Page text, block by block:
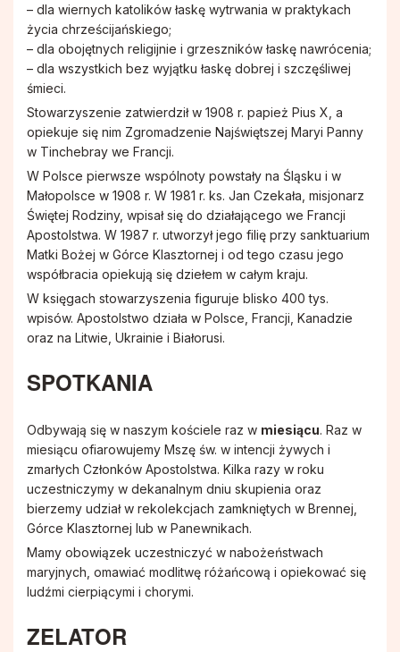
Róże Różańcowe
Rycerstwo Niepokalanej
Schola Dziecięca Boże Nutki
Służba Liturgiczna Ołtarza
Stowarzyszenie Patronki Dobrej Śmierci
Towarzystwo Przyjaciół WSD w Tarnowie
Wspólnota Krwi Chrystusa
Krucjata Wyzwolenia Człowieka
Rycerze św. Jana Pawła II
Apostolstwo Pomocy Duszom Czyśćcowym
Wspólnota modlitewna "Ojczyzna"
Duszpasterstwo Chorych i Samotnych
– dla wiernych katolików łaskę wytrwania w praktykach
życia chrześcijańskiego;
– dla obojętnych religijnie i grzeszników łaskę nawrócenia;
– dla wszystkich bez wyjątku łaskę dobrej i szczęśliwej
śmieci.
Stowarzyszenie zatwierdził w 1908 r. papież Pius X, a
opiekuje się nim Zgromadzenie Najświętszej Maryi Panny
w Tinchebray we Francji.
W Polsce pierwsze wspólnoty powstały na Śląsku i w
Małopolsce w 1908 r. W 1981 r. ks. Jan Czekała, misjonarz
Świętej Rodziny, wpisał się do działającego we Francji
Apostolstwa. W 1987 r. utworzył jego filię przy sanktuarium
Matki Bożej w Górce Klasztornej i od tego czasu jego
współbracia opiekują się dziełem w całym kraju.
W księgach stowarzyszenia figuruje blisko 400 tys.
wpisów. Apostolstwo działa w Polsce, Francji, Kanadzie
oraz na Litwie, Ukrainie i Białorusi.
SPOTKANIA
Odbywają się w naszym kościele raz w miesiącu. Raz w
miesiącu ofiarowujemy Mszę św. w intencji żywych i
zmarłych Członków Apostolstwa. Kilka razy w roku
uczestniczymy w dekanalnym dniu skupienia oraz
bierzemy udział w rekolekcjach zamkniętych w Brennej,
Górce Klasztornej lub w Panewnikach.
Mamy obowiązek uczestniczyć w nabożeństwach
maryjnych, omawiać modlitwę różańcową i opiekować się
ludźmi cierpiącymi i chorymi.
ZELATOR